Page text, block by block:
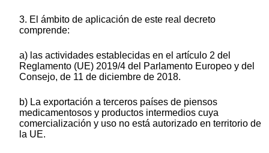
3. El ámbito de aplicación de este real decreto
comprende:
a) las actividades establecidas en el artículo 2 del
Reglamento (UE) 2019/4 del Parlamento Europeo y del
Consejo, de 11 de diciembre de 2018.
b) La exportación a terceros países de piensos
medicamentosos y productos intermedios cuya
comercialización y uso no está autorizado en territorio de
la UE.